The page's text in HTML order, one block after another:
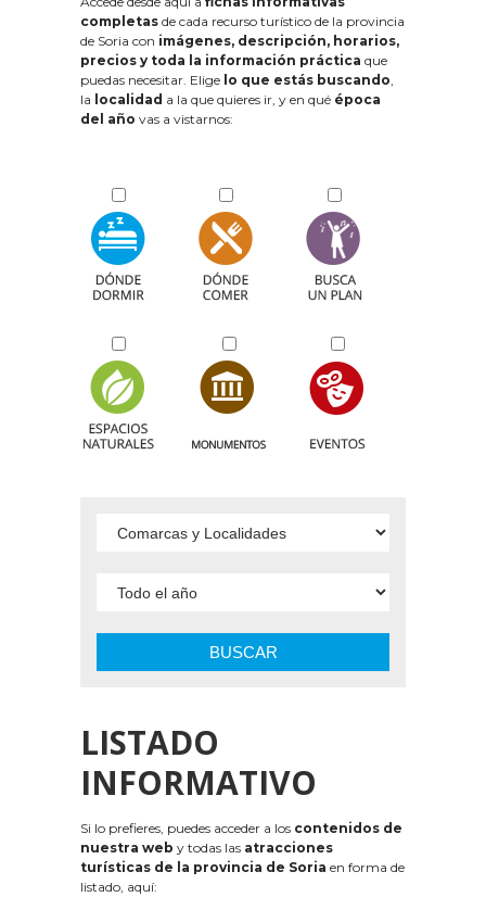
completas de cada recurso turístico de la provincia
de Soria con imágenes, descripción, horarios,
precios y toda la información práctica que
puedas necesitar. Elige lo que estás buscando,
la localidad a la que quieres ir, y en qué época
del año vas a vistarnos:
BUSCAR
LISTADO
INFORMATIVO
Si lo prefieres, puedes acceder a los contenidos de
nuestra web y todas las atracciones
turísticas de la provincia de Soria en forma de
listado, aquí: